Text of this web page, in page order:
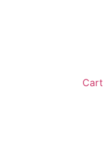
Cart